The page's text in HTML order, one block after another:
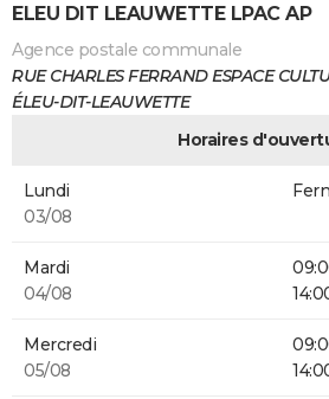
ELEU DIT LEAUWETTE LPAC AP
Agence postale communale
RUE CHARLES FERRAND ESPACE
ÉLEU-DIT-LEAUWETTE
Horaires
Lundi
03/08
Mardi
04/08
Mercredi
05/08